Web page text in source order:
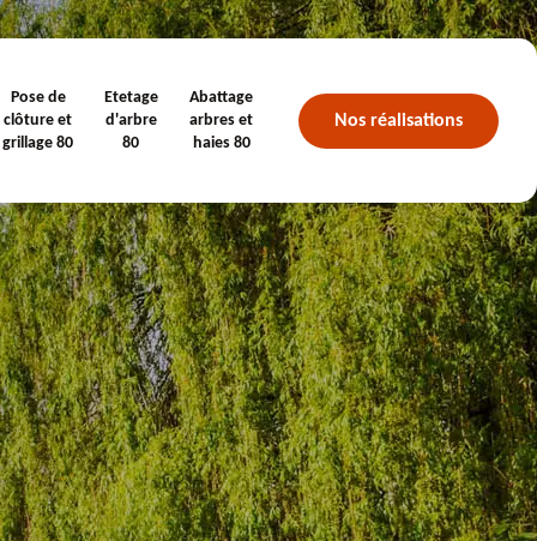
Pose de
clôture et
grillage 80
Etetage
d'arbre
80
Abattage
arbres et
haies 80
Nos réalisations